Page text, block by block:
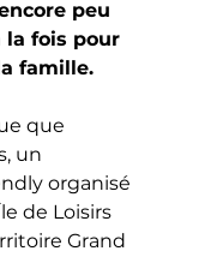
peu
la fois pour
famille.
que
un
organisé
de Loisirs
Grand